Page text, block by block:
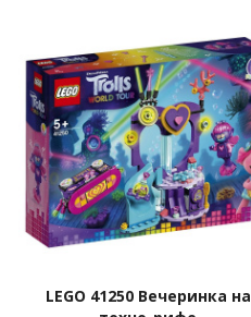
LEGO 41250 Вечеринка на